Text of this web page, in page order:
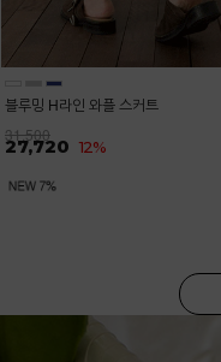
블루밍 H라인 와플 스커트
31,500
27,720 12%